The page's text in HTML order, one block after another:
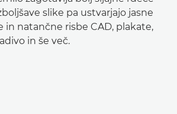
slike pa ustvarjajo jasne
in natančne risbe CAD, plakate,
in še več.